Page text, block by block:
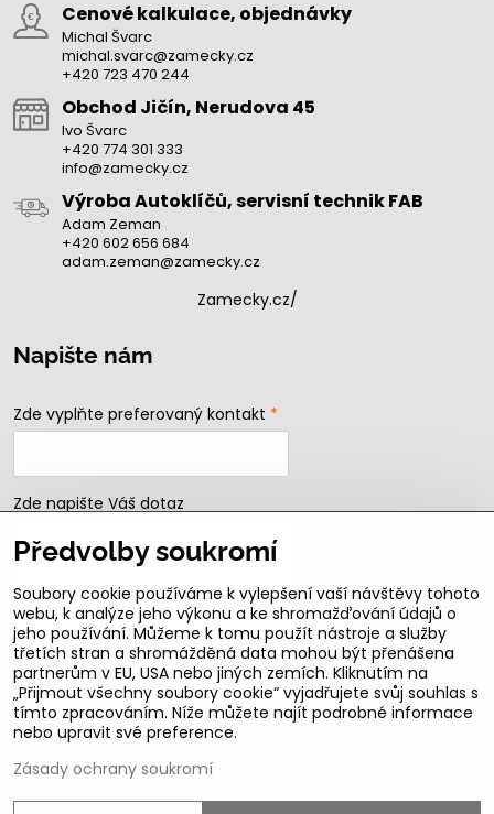
Cenové kalkulace, objednávky
Michal Švarc
michal.svarc@zamecky.cz
+420 723 470 244
Obchod Jičín, Nerudova 45
Ivo Švarc
+420 774 301 333
info@zamecky.cz
Výroba Autoklíčů, servisní technik FAB
Adam Zeman
+420 602 656 684
adam.zeman@zamecky.cz
Zamecky.cz/
Napište nám
Zde vyplňte preferovaný kontakt *
Zde napište Váš dotaz
Odeslat
B2b podmínky pro registrované partnery
Předvolby soukromí
Soubory cookie používáme k vylepšení vaší návštěvy tohoto
webu, k analýze jeho výkonu a ke shromažďování údajů o
jeho používání. Můžeme k tomu použít nástroje a služby
třetích stran a shromážděná data mohou být přenášena
partnerům v EU, USA nebo jiných zemích. Kliknutím na
„Přijmout všechny soubory cookie“ vyjadřujete svůj souhlas s
tímto zpracováním. Níže můžete najít podrobné informace
nebo upravit své preference.
Zásady ochrany soukromí